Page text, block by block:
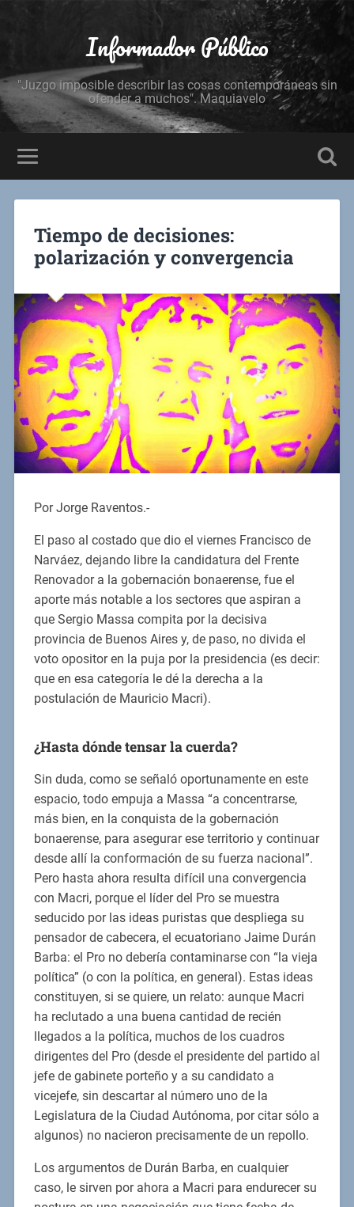
Informador Público
"Juzgo imposible describir las cosas contemporáneas sin
ofender a muchos". Maquiavelo
Tiempo de decisiones:
polarización y convergencia
Por Jorge Raventos.-
El paso al costado que dio el viernes Francisco de
Narváez, dejando libre la candidatura del Frente
Renovador a la gobernación bonaerense, fue el
aporte más notable a los sectores que aspiran a
que Sergio Massa compita por la decisiva
provincia de Buenos Aires y, de paso, no divida el
voto opositor en la puja por la presidencia (es decir:
que en esa categoría le dé la derecha a la
postulación de Mauricio Macri).
¿Hasta dónde tensar la cuerda?
Sin duda, como se señaló oportunamente en este
espacio, todo empuja a Massa “a concentrarse,
más bien, en la conquista de la gobernación
bonaerense, para asegurar ese territorio y continuar
desde allí la conformación de su fuerza nacional”.
Pero hasta ahora resulta difícil una convergencia
con Macri, porque el líder del Pro se muestra
seducido por las ideas puristas que despliega su
pensador de cabecera, el ecuatoriano Jaime Durán
Barba: el Pro no debería contaminarse con “la vieja
política” (o con la política, en general). Estas ideas
constituyen, si se quiere, un relato: aunque Macri
ha reclutado a una buena cantidad de recién
llegados a la política, muchos de los cuadros
dirigentes del Pro (desde el presidente del partido al
jefe de gabinete porteño y a su candidato a
vicejefe, sin descartar al número uno de la
Legislatura de la Ciudad Autónoma, por citar sólo a
algunos) no nacieron precisamente de un repollo.
Los argumentos de Durán Barba, en cualquier
caso, le sirven por ahora a Macri para endurecer su